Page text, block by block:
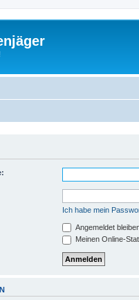
Ich habe mein
Angemeldet
Meinen Online-